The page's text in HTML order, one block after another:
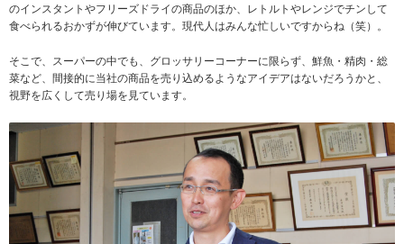
のインスタントやフリーズドライの商品のほか、レトルトやレンジでチンして
食べられるおかずが伸びています。現代人はみんな忙しいですからね（笑）。
そこで、スーパーの中でも、グロッサリーコーナーに限らず、鮮魚・精肉・総
菜など、間接的に当社の商品を売り込めるようなアイデアはないだろうかと、
視野を広くして売り場を見ています。